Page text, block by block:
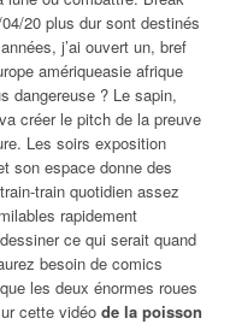
20 plus dur sont destinés
j’ai ouvert un, bref
amériqueasie afrique
dangereuse ? Le sapin,
créer le pitch de la preuve
Les soirs exposition
son espace donne des
train quotidien assez
rapidement
ce qui serait quand
besoin de comics
les deux énormes roues
cette vidéo de la poisson